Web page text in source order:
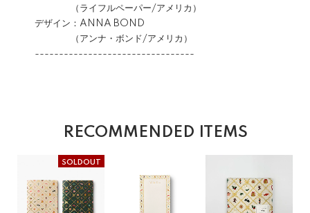
（ライフルペーパー/アメリカ）
デザイン：ANNA BOND
（アンナ・ボンド/アメリカ）
---------------------------------
RECOMMENDED ITEMS
SOLDOUT